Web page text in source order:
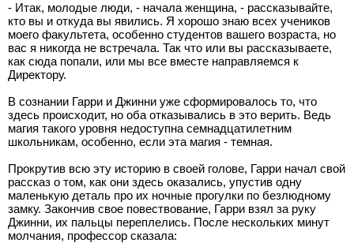
- Итак, молодые люди, - начала женщина, - рассказывайте,
кто вы и откуда вы явились. Я хорошо знаю всех учеников
моего факультета, особенно студентов вашего возраста, но
вас я никогда не встречала. Так что или вы рассказываете,
как сюда попали, или мы все вместе направляемся к
Директору.
В сознании Гарри и Джинни уже сформировалось то, что
здесь происходит, но оба отказывались в это верить. Ведь
магия такого уровня недоступна семнадцатилетним
школьникам, особенно, если эта магия - темная.
Прокрутив всю эту историю в своей голове, Гарри начал свой
рассказ о том, как они здесь оказались, упустив одну
маленькую деталь про их ночные прогулки по безлюдному
замку. Закончив свое повествование, Гарри взял за руку
Джинни, их пальцы переплелись. После нескольких минут
молчания, профессор сказала: